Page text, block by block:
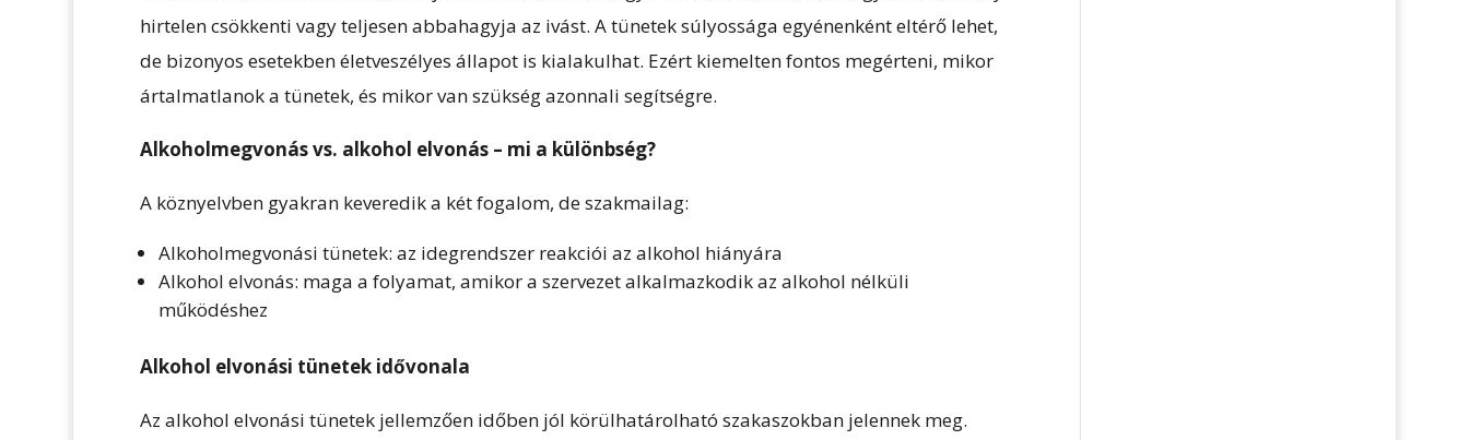
hirtelen csökkenti vagy teljesen abbahagyja az ivást. A tünetek súlyossága egyénenként eltérő lehet,
de bizonyos esetekben életveszélyes állapot is kialakulhat. Ezért kiemelten fontos megérteni, mikor
ártalmatlanok a tünetek, és mikor van szükség azonnali segítségre.
Alkoholmegvonás vs. alkohol elvonás – mi a különbség?
A köznyelvben gyakran keveredik a két fogalom, de szakmailag:
Alkoholmegvonási tünetek: az idegrendszer reakciói az alkohol hiányára
Alkohol elvonás: maga a folyamat, amikor a szervezet alkalmazkodik az alkohol nélküli
működéshez
Alkohol elvonási tünetek idővonala
Az alkohol elvonási tünetek jellemzően időben jól körülhatárolható szakaszokban jelennek meg.